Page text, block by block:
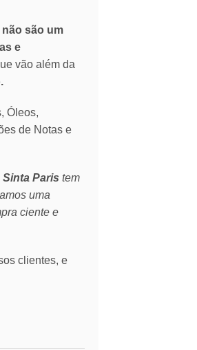
não são um
e
vão além da
Óleos,
de Notas e
Sinta Paris tem
uma
ciente e
clientes, e